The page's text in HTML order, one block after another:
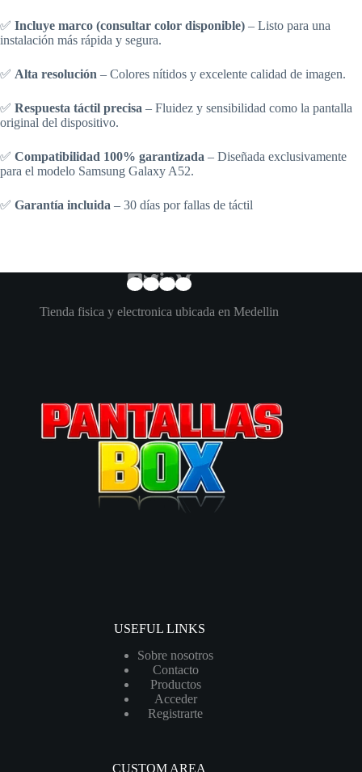
✅ Incluye marco (consultar color disponible) – Listo para una
instalación más rápida y segura.
✅ Alta resolución – Colores nítidos y excelente calidad de imagen.
✅ Respuesta táctil precisa – Fluidez y sensibilidad como la pantalla
original del dispositivo.
✅ Compatibilidad 100% garantizada – Diseñada exclusivamente
para el modelo Samsung Galaxy A52.
✅ Garantía incluida – 30 días por fallas de táctil
Tienda fisica y electronica ubicada en Medellin
USEFUL LINKS
Sobre nosotros
Contacto
Productos
Acceder
Registrarte
CUSTOM AREA